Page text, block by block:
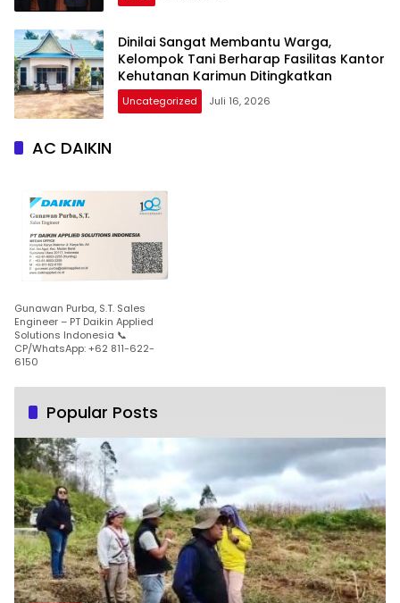
Dinilai Sangat Membantu Warga,
Kelompok Tani Berharap Fasilitas Kantor
Kehutanan Karimun Ditingkatkan
Uncategorized Juli 16, 2026
AC DAIKIN
Gunawan Purba, S.T. Sales
Engineer – PT Daikin Applied
Solutions Indonesia 📞
CP/WhatsApp: +62 811-622-
6150
Popular Posts